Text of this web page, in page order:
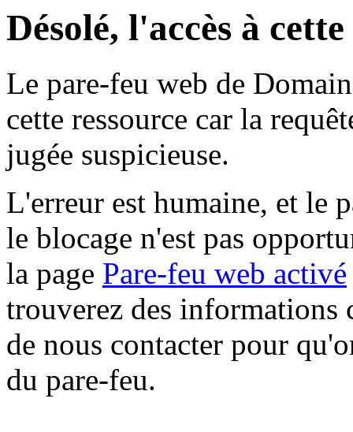
Désolé, l'accès à
Le pare-feu web de
cette ressource car la
jugée suspicieuse.
L'erreur est humaine, et le
le blocage n'est pas
la page Pare-feu web activé
trouverez des informations
de nous contacter pour
du pare-feu.